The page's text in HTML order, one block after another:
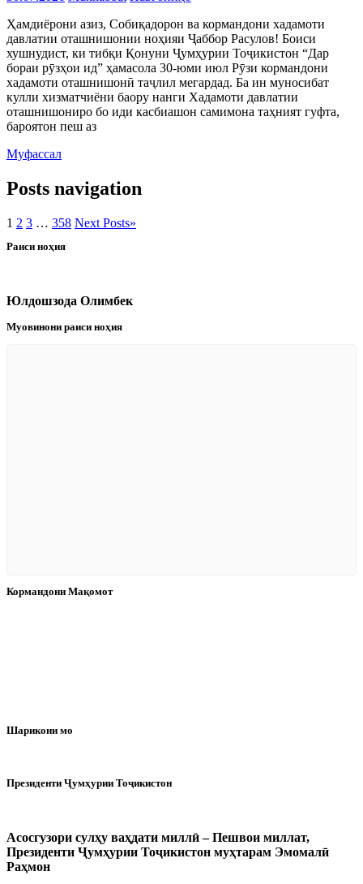
Ҳамдиёрони азиз, Собиқадорон ва кормандони хадамоти
давлатии оташнишонии ноҳияи Ҷаббор Расулов! Боиси
хушнудист, ки тибқи Қонуни Ҷумҳурии Тоҷикистон “Дар
бораи рӯзҳои ид” ҳамасола 30-юми июл Рӯзи кормандони
хадамоти оташнишонӣ таҷлил мегардад. Ба ин муносибат
кулли хизматчиёни баору нанги Хадамоти давлатии
оташнишониро бо иди касбиашон самимона таҳният гуфта,
бароятон пеш аз
Муфассал
Posts navigation
1 2 3 … 358 Next Posts»
Раиси ноҳия
Юлдошзода Олимбек
Муовинони раиси ноҳия
Кормандони Мақомот
Шарикони мо
Президенти Ҷумҳурии Тоҷикистон
Асосгузори сулҳу ваҳдати миллӣ – Пешвои миллат,
Президенти Ҷумҳурии Тоҷикистон муҳтарам Эмомалӣ
Раҳмон